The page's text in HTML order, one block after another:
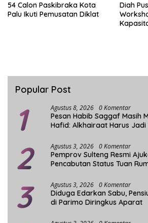
54 Calon Paskibraka Kota
Palu Ikuti Pemusatan Diklat
Diah
Popular Post
1 Agustus 8, 2026 0 Komentar
Pesan Habib Saggaf Masih
Hafid: Alkhairaat Harus
2 Agustus 3, 2026 0 Komentar
Pemprov Sulteng Resmi
Pencabutan Status Tuan
3 Agustus 3, 2026 0 Komentar
Diduga Edarkan Sabu,
di Parimo Diringkus Aparat